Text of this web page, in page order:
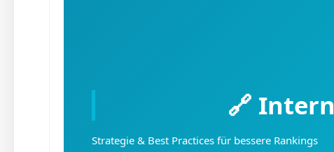
🔗
Strategie & Best Practices für bessere Rankings